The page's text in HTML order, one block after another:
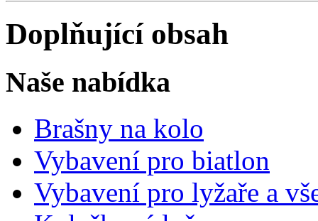
Doplňující obsah
Naše nabídka
Brašny na kolo
Vybavení pro biatlon
Vybavení pro lyžaře a